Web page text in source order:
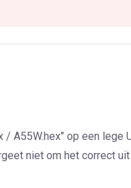
/ A55W.hex" op een lege
niet om het correct